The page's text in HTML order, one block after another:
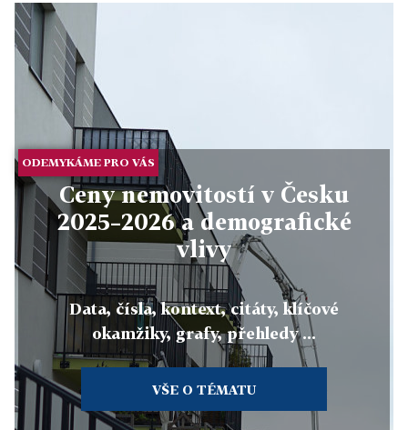
ODEMYKÁME PRO VÁS
Ceny nemovitostí v Česku
2025–2026 a demografické
vlivy
Data, čísla, kontext, citáty, klíčové
okamžiky, grafy, přehledy ...
VŠE O TÉMATU